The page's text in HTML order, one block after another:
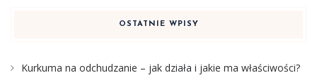
OSTATNIE WPISY
Kurkuma na odchudzanie – jak działa i jakie ma właściwości?